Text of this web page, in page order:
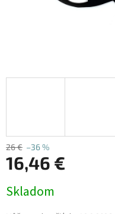
26 € –36 %
16,46 €
cena:
Skladom